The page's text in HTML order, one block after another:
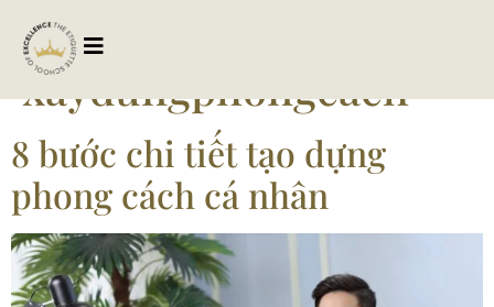
Tag:
xaydungphongcach
8 bước chi tiết tạo dựng
phong cách cá nhân